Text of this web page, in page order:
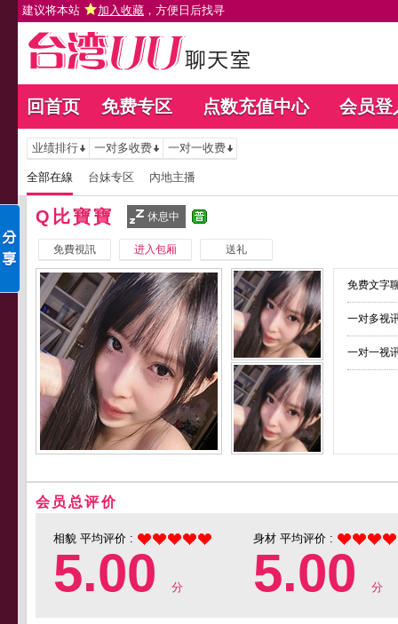
建议将本站 加入收藏 ，方便日后找寻
回首页 免费专区 点数充值中心 会员登
业绩排行 一对多收费 一对一收费
全部在線 台妹专区 內地主播
Q比寶寶 休息中
免費視訊 进入包厢 送礼
免费文字
一对多视
一对一视
会员总评价
相貌 平均评价 :
5.00 分
身材 平均评价 :
5.00 分